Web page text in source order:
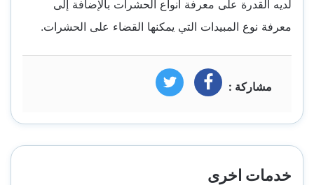
لديه القدرة على معرفة أنواع الحشرات بالإضافة إلى
معرفة نوع المبيدات التي يمكنها القضاء على الحشرات.
مشاركة : فيسبوك تويتر
خدمات اخرى